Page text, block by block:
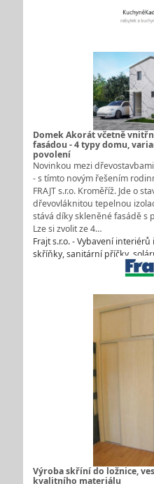
Domek Akorát včetně
fasádou - 4 typy domu,
povolení
Novinkou mezi
- s tímto novým řešením
FRAJT s.r.o. Kroměříž. Jde o
dřevovláknitou tepelnou
stává díky skleněné fasádě s
Lze si zvolit ze 4…
Frajt s.r.o. - Vybavení
skříňky, sanitární příčky,
Výroba skříní do ložnice,
kvalitního materiálu